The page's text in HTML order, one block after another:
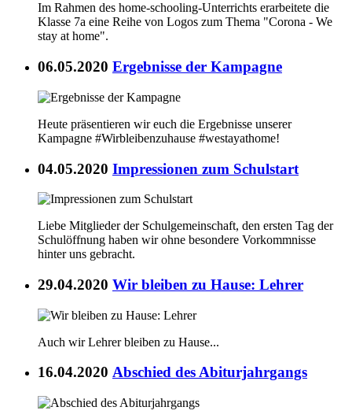
Im Rahmen des home-schooling-Unterrichts erarbeitete die
Klasse 7a eine Reihe von Logos zum Thema "Corona - We
stay at home".
06.05.2020 Ergebnisse der Kampagne
Heute präsentieren wir euch die Ergebnisse unserer
Kampagne #Wirbleibenzuhause #westayathome!
04.05.2020 Impressionen zum Schulstart
Liebe Mitglieder der Schulgemeinschaft, den ersten Tag der
Schulöffnung haben wir ohne besondere Vorkommnisse
hinter uns gebracht.
29.04.2020 Wir bleiben zu Hause: Lehrer
Auch wir Lehrer bleiben zu Hause...
16.04.2020 Abschied des Abiturjahrgangs